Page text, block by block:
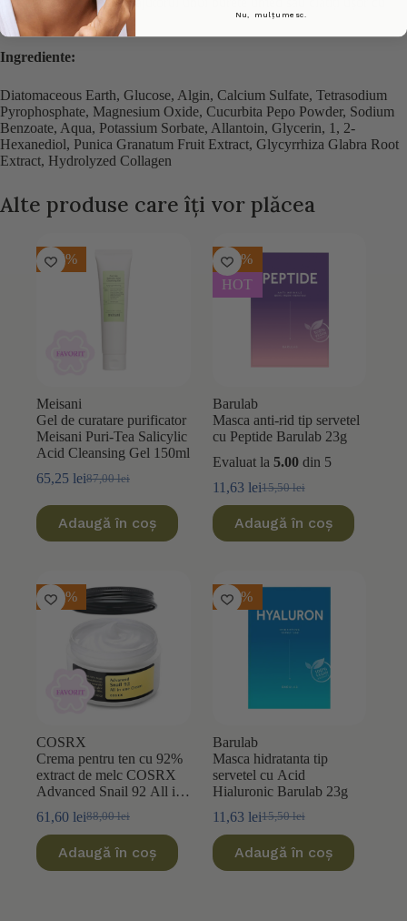
apă.
Ingrediente:
Diatomaceous Earth, Glucose, Algin, Calcium Sulfate, Tetrasodium
Pyrophosphate, Magnesium Oxide, Cucurbita Pepo Powder, Sodium
Benzoate, Aqua, Potassium Sorbate, Allantoin, Glycerin, 1, 2-
Hexanediol, Punica Granatum Fruit Extract, Glycyrrhiza Glabra Root
Extract, Hydrolyzed Collagen
Alte produse care îți vor plăcea
-25%
Meisani
Gel de curatare purificator
Meisani Puri-Tea Salicylic
Acid Cleansing Gel 150ml
87,00lei
Prețul
inițial
a
fost:
65,25 leiPrețul
curent
este:
65,25 lei.
Adaugă în coș
-25%
HOT
Barulab
Masca anti-rid tip servetel
cu Peptide Barulab 23g
Evaluat la 5.00din 5
15,50lei
Prețul
a
fost:
11,63 leiPrețul
este:
11,63 lei.
Adaugă în coș
-30%
COSRX
Crema pentru ten cu 92%
extract de melc COSRX
Advanced Snail 92 All in
88,00lei
Prețul
inițial
a
fost:
61,60 leiPrețul
curent
este:
61,60 lei.
Adaugă în coș
-25%
Barulab
Masca hidratanta tip
servetel cu Acid
Hialuronic Barulab 23g
15,50lei
Prețul
inițial
a
fost:
11,63 leiPrețul
curent
este:
11,63 lei.
Adaugă în coș
Nu, mulțumesc.